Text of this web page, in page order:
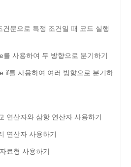
건문으로 특정 조건일 때 코드 실행
를 사용하여 두 방향으로 분기하기
if를 사용하여 여러 방향으로 분기하
연산자와 삼항 연산자 사용하기
연산자 사용하기
료형 사용하기